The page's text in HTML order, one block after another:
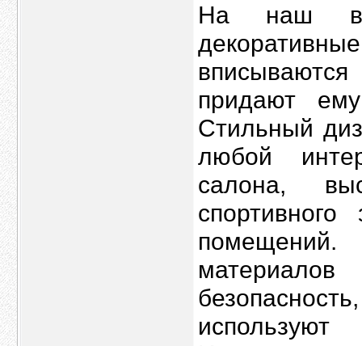
На наш
придают
Стильный
любой
салона,
помещений.